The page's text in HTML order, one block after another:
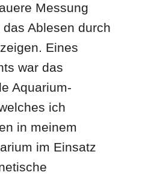
Messung
Ablesen durch
Eines
war das
Aquarium-
ich
in meinem
im Einsatz